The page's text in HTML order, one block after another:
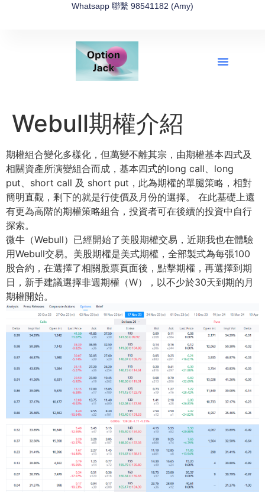
Whatsapp 聯繫 98541182 (Amy)
Webull期權介紹
期權組合變化多樣化，但萬變不離其宗， 由期權基本四式及
相關資產所演變組合而成，基本四式的long call、long
put、short call 及 short put，此為期權的單腿策略，相對
簡明直觀， 剩下的就是行使價及月份的選擇。 在此基礎上還
有更為高階的期權策略組合， 投資者可在後續的投資中自行
探索。
微牛（Webull）已經開始了美股期權交易， 近期我也在體驗
用Webull交易。美股期權是美式期權， 全部製式為每張100
股合約，在選擇了相關股票頁面後， 點擊期權，再選擇到期
日，新手建議選擇非週期權（W）， 以不少於30天到期的月
期權開始。